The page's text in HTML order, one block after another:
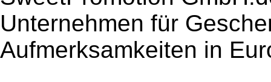
Unternehmen für
Aufmerksamkeiten in